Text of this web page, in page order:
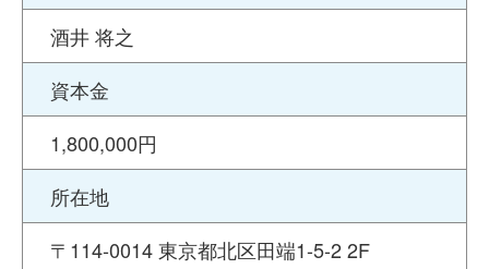
酒井 将之
資本金
1,800,000円
所在地
〒114-0014 東京都北区田端1-5-2 2F